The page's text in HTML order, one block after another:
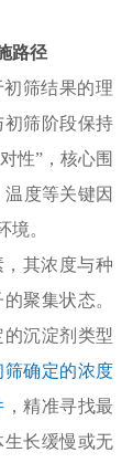
路径
筛结果的理
筛阶段保持
性”，核心围
度等关键因
境。
其浓度与种
聚集状态。
沉淀剂类型
筛确定的浓度
，精准寻找最
长缓慢或无